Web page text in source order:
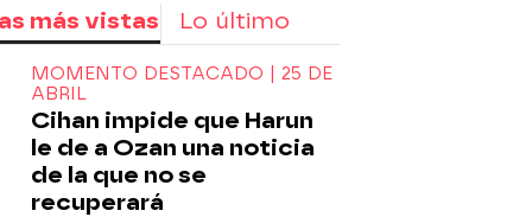
más vistas Lo último
MOMENTO DESTACADO | 25 DE
ABRIL
Cihan impide que Harun
le de a Ozan una noticia
de la que no se
recuperará